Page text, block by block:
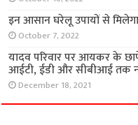
इन आसान घरेलू उपायों से
October 7, 2022
यादव परिवार पर आयकर के
आईटी, ईडी और सीबीआई तक
December 18, 2021